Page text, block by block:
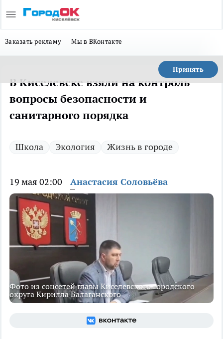
Заказать рекламу Мы в ВКонтакте
Принять
В Киселевске взяли на контроль
вопросы безопасности и
санитарного порядка
Школа Экология Жизнь в городе
19 мая 02:00 Анастасия Соловьёва
Фото из соцсетей главы Киселевского городского
округа Кирилла Балаганского